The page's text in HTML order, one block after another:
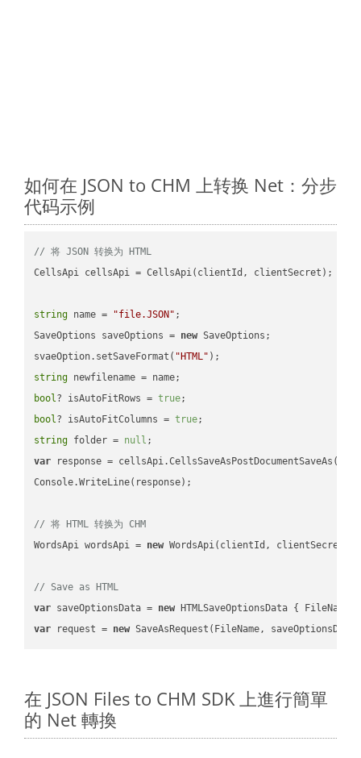
如何在 JSON to CHM 上转换 Net：分步
代码示例
// 将 JSON 转换为 HTML
CellsApi cellsApi = CellsApi(clientId, clientSecret);
string name = "file.JSON" ;
SaveOptions saveOptions = new SaveOptions;
svaeOption.setSaveFormat( "HTML"
string
bool? isAutoFitRows = true
bool? isAutoFitColumns = true
string folder = null
var response =
Console.WriteLine(response);
// 将 HTML 转换为 CHM
WordsApi wordsApi = new WordsApi(clientId, clientSecret);
// Save as HTML
var saveOptionsData = new HTMLSaveOptionsData { FileName
var request = new
在 JSON Files to CHM SDK 上進行簡單
的 Net 轉換